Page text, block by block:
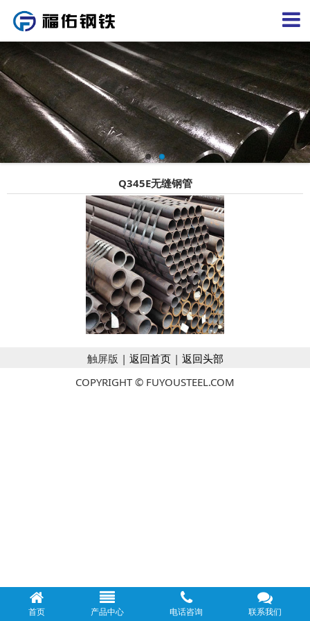
首页 产品中心 电话咨询 联系我们
Q345E无缝钢管
触屏版 | 返回首页| 返回头部
COPYRIGHT © FUYOUSTEEL.COM